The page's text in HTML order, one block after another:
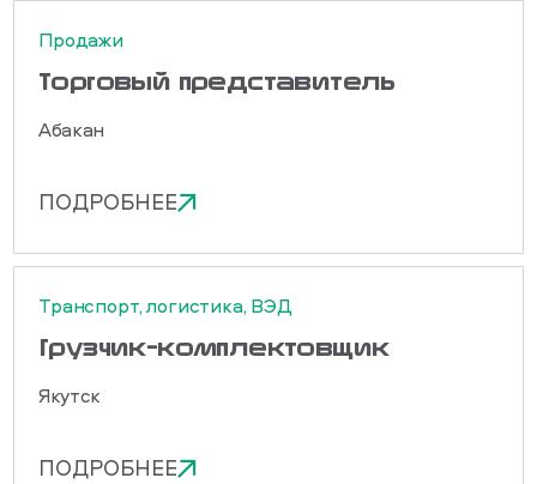
Продажи
Торговый представитель
Абакан
ПОДРОБНЕЕ
Транспорт, логистика, ВЭД
Грузчик-комплектовщик
Якутск
ПОДРОБНЕЕ